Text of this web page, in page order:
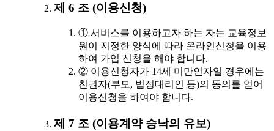
제 6 조 (이용신청)
① 서비스를 이용하고자 하는 자는 교육정보
원이 지정한 양식에 따라 온라인신청을 이용
하여 가입 신청을 해야 합니다.
② 이용신청자가 14세 미만인자일 경우에는
친권자(부모, 법정대리인 등)의 동의를 얻어
이용신청을 하여야 합니다.
제 7 조 (이용계약 승낙의 유보)